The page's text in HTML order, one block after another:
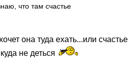
что там счастье
она туда ехать...или счастье
не деться